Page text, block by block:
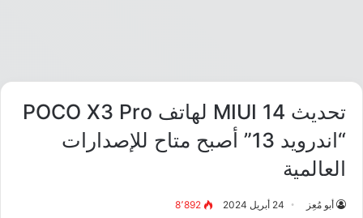
تحديث MIUI 14 لهاتف POCO X3 Pro
“اندرويد 13” أصبح متاح للإصدارات
العالمية
أبو مُعِز 24 أبريل 2024 8٬892